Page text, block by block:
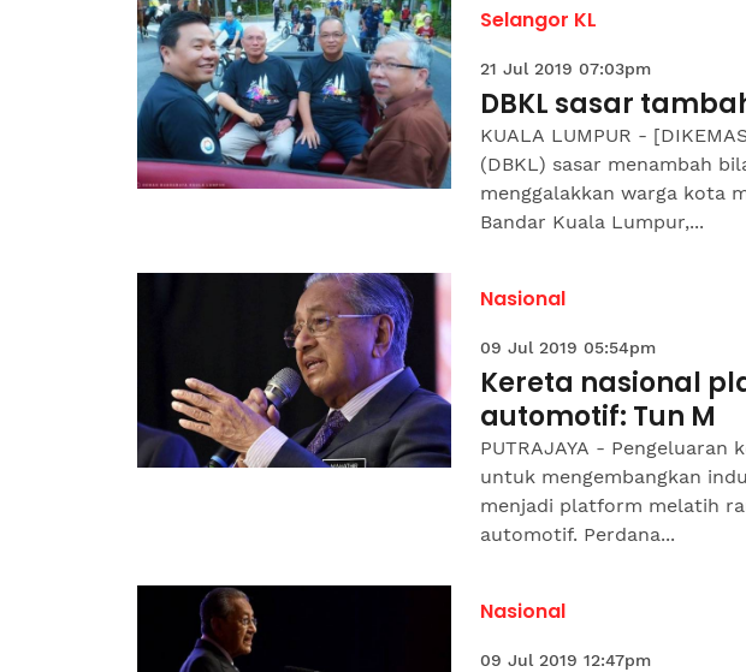
Selangor KL
21 Jul 2019 07:03pm
DBKL sasar
KUALA LUMPUR -
(DBKL) sasar menambah
menggalakkan warga kota
Bandar Kuala Lumpur,...
Nasional
09 Jul 2019 05:54pm
Kereta nasional
automotif: Tun M
PUTRAJAYA -
untuk mengembangkan
menjadi platform melatih
automotif. Perdana...
Nasional
09 Jul 2019 12:47pm